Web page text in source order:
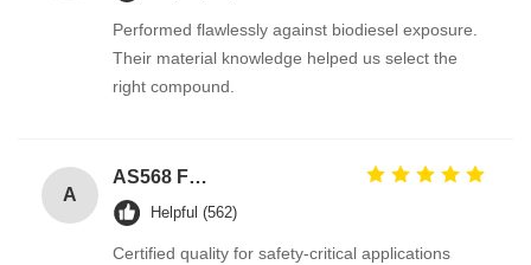
Performed flawlessly against biodiesel exposure.
Their material knowledge helped us select the
right compound.
A
AS568 Fpm Ffkm Nbr Fkm Epdm Silicone Perfluoroelastomer Hnbr EN549 Rubber O ring 1mm Seals
Helpful (562)
Certified quality for safety-critical applications